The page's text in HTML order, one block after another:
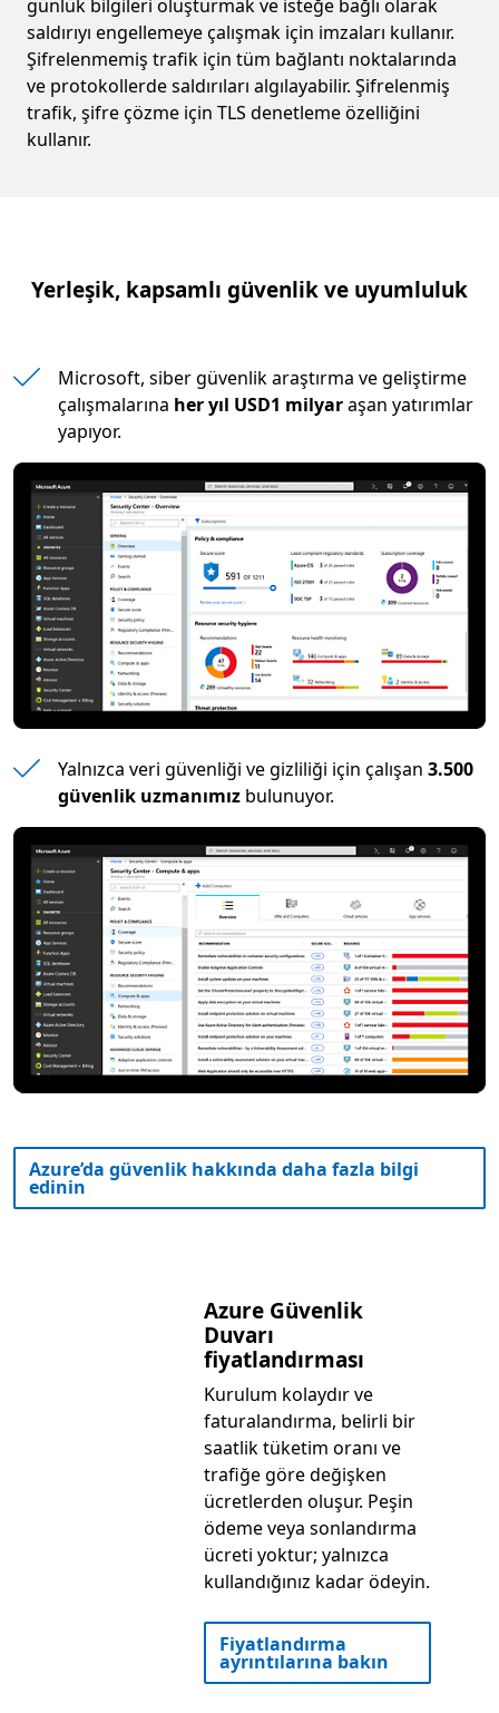
günlük bilgileri oluşturmak ve isteğe bağlı olarak
saldırıyı engellemeye çalışmak için imzaları kullanır.
Şifrelenmemiş trafik için tüm bağlantı noktalarında
ve protokollerde saldırıları algılayabilir. Şifrelenmiş
trafik, şifre çözme için TLS denetleme özelliğini
kullanır.
Yerleşik, kapsamlı güvenlik ve uyumluluk
Microsoft, siber güvenlik araştırma ve geliştirme
çalışmalarına her yıl USD1 milyaraşan yatırımlar
yapıyor.
Yalnızca veri güvenliği ve gizliliği için çalışan 3.500
güvenlik uzmanımız bulunuyor.
Azure’da güvenlik hakkında daha fazla bilgi
edinin
Azure Güvenlik
Duvarı
fiyatlandırması
Kurulum kolaydır ve
faturalandırma, belirli bir
saatlik tüketim oranı ve
trafiğe göre değişken
ücretlerden oluşur. Peşin
ödeme veya sonlandırma
ücreti yoktur; yalnızca
kullandığınız kadar ödeyin.
Fiyatlandırma
ayrıntılarına bakın